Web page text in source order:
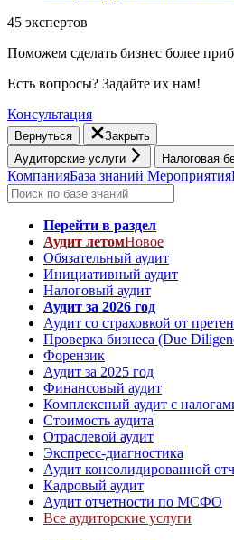
45 экспертов
Поможем сделать бизнес более
Есть вопросы? Задайте их нам!
Консультация
Вернуться
Закрыть
Аудиторские услуги
Налоговая
КомпанияБаза знаний Мероприятия
Перейти в раздел
Аудит летомНовое
Обязательный аудит
Инициативный аудит
Налоговый аудит
Аудит за 2026 год
Аудит со страховкой от
Проверка бизнеса (Due
Форензик
Аудит за 2025 год
Финансовый аудит
Комплексный аудит с
Стоимость аудита
Отраслевой аудит
Экспресс-диагностика
Аудит консолидированной
Кадровый аудит
Аудит отчетности по МСФО
Все аудиторские услуги